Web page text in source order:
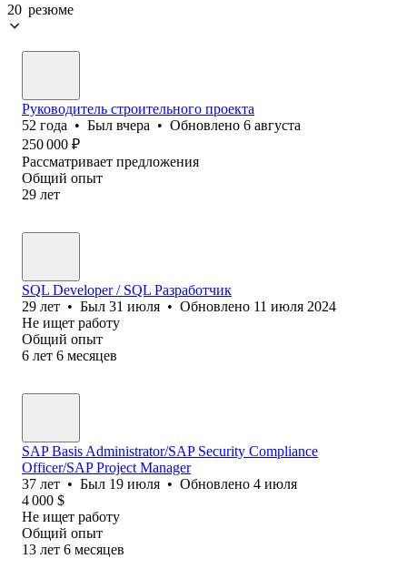
20 резюме
Руководитель строительного проекта
52 года • Был вчера • Обновлено 6 августа
250 000 ₽
Рассматривает предложения
Общий опыт
29 лет
SQL Developer / SQL Разработчик
29 лет • Был 31 июля • Обновлено 11 июля 2024
Не ищет работу
Общий опыт
6 лет 6 месяцев
SAP Basis Administrator/SAP Security Compliance
Officer/SAP Project Manager
37 лет • Был 19 июля • Обновлено 4 июля
4 000 $
Не ищет работу
Общий опыт
13 лет 6 месяцев